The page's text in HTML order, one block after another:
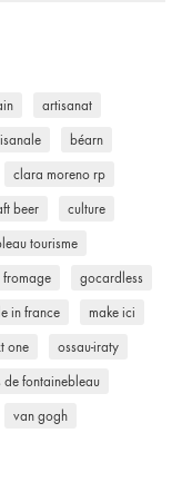
artisanat
béarn
clara moreno rp
beer culture
tourisme
fromage gocardless
in france make ici
one ossau-iraty
de fontainebleau
van gogh